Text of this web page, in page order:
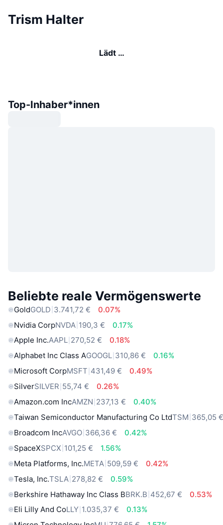
Trism Halter
Lädt …
Top-Inhaber*innen
Beliebte reale Vermögenswerte
GoldGOLD 3.741,72 €
0.07%
Nvidia CorpNVDA 190,3 €
0.17%
Apple Inc.AAPL 270,52 €
0.18%
Alphabet Inc Class AGOOGL 310,86 €
0.16%
Microsoft CorpMSFT 431,49 €
0.49%
SilverSILVER 55,74 €
0.26%
Amazon.com IncAMZN 237,13 €
0.40%
Taiwan Semiconductor Manufacturing Co LtdTSM 365,05
Broadcom IncAVGO 366,36 €
0.42%
SpaceXSPCX 101,25 €
1.56%
Meta Platforms, Inc.META 509,59 €
0.42%
Tesla, Inc.TSLA 278,82 €
0.59%
Berkshire Hathaway Inc Class BBRK.B 452,67 €
0.53%
Eli Lilly And CoLLY 1.035,37 €
0.13%